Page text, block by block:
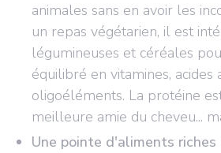
animales sans en avoir les
un repas végétarien, il est
légumineuses et céréales
équilibré en vitamines, acides
oligoéléments. La protéine
meilleure amie du cheveu...
Une pointe d'aliments